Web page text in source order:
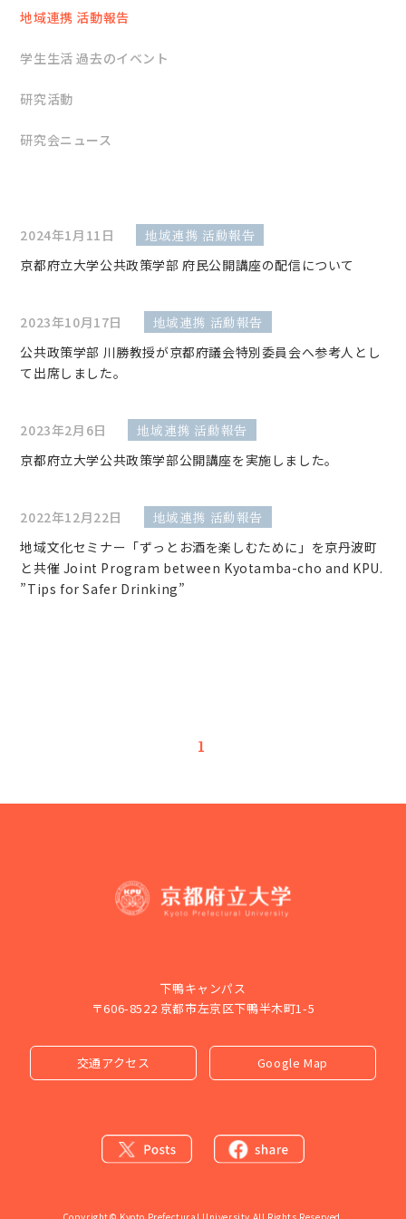
地域連携 活動報告
学生生活 過去のイベント
研究活動
研究会ニュース
2024年1月11日
地域連携 活動報告
京都府立大学公共政策学部 府民公開講座の配信について
2023年10月17日
地域連携 活動報告
公共政策学部 川勝教授が京都府議会特別委員会へ参考人とし
て出席しました。
2023年2月6日
地域連携 活動報告
京都府立大学公共政策学部公開講座を実施しました。
2022年12月22日
地域連携 活動報告
地域文化セミナー「ずっとお酒を楽しむために」を京丹波町
と共催 Joint Program between Kyotamba-cho and KPU.
”Tips for Safer Drinking”
1
下鴨キャンパス
〒606-8522 京都市左京区下鴨半木町1-5
交通アクセス Google Map